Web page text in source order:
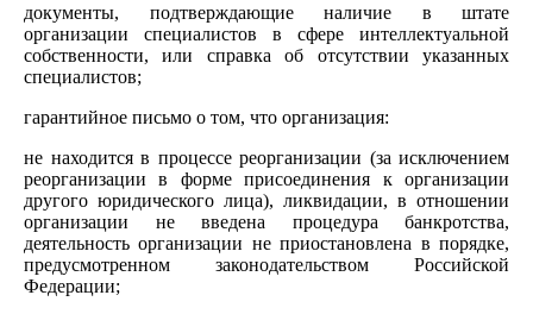
документы, подтверждающие наличие в штате
организации специалистов в сфере интеллектуальной
собственности, или справка об отсутствии указанных
специалистов;
гарантийное письмо о том, что организация:
не находится в процессе реорганизации (за исключением
реорганизации в форме присоединения к организации
другого юридического лица), ликвидации, в отношении
организации не введена процедура банкротства,
деятельность организации не приостановлена в порядке,
предусмотренном законодательством Российской
Федерации;